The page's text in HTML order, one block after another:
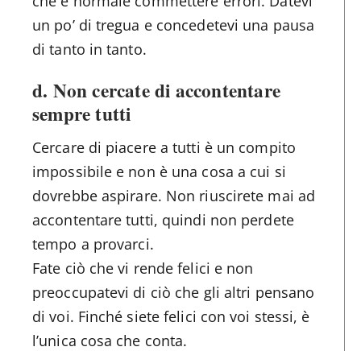
un po’ di tregua e concedetevi una pausa
di tanto in tanto.
d. Non cercate di accontentare
sempre tutti
Cercare di piacere a tutti è un compito
impossibile e non è una cosa a cui si
dovrebbe aspirare. Non riuscirete mai ad
accontentare tutti, quindi non perdete
tempo a provarci.
Fate ciò che vi rende felici e non
preoccupatevi di ciò che gli altri pensano
di voi. Finché siete felici con voi stessi, è
l’unica cosa che conta.